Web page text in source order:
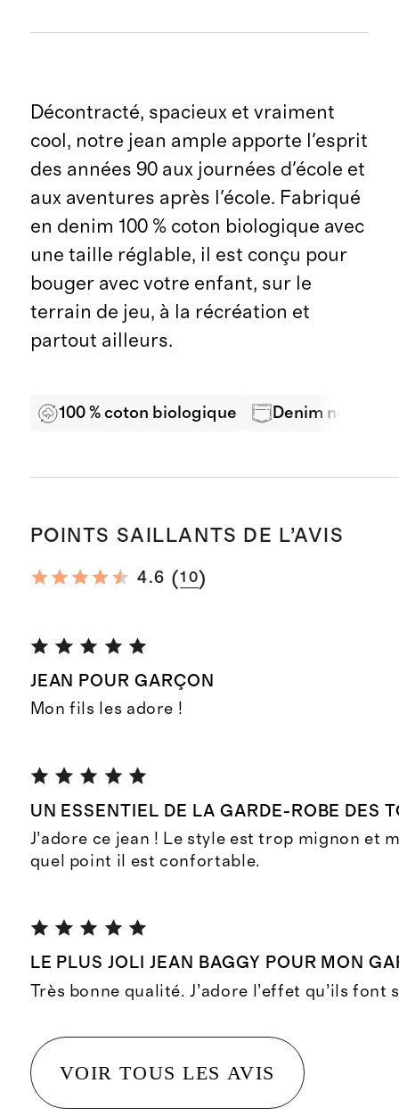
Décontracté, spacieux et vraiment
cool, notre jean ample apporte l'esprit
des années 90 aux journées d'école et
aux aventures après l'école. Fabriqué
en denim 100 % coton biologique avec
une taille réglable, il est conçu pour
bouger avec votre enfant, sur le
terrain de jeu, à la récréation et
partout ailleurs.
100 % coton biologique Denim non
POINTS SAILLANTS DE L’AVIS
4.6 (10)
JEAN POUR GARÇON
Mon fils les adore !
UN ESSENTIEL DE LA GARDE-ROBE DES
J’adore ce jean ! Le style est trop mignon et
quel point il est confortable.
LE PLUS JOLI JEAN BAGGY POUR MON
Très bonne qualité. J’adore l’effet qu’ils font
VOIR TOUS LES AVIS